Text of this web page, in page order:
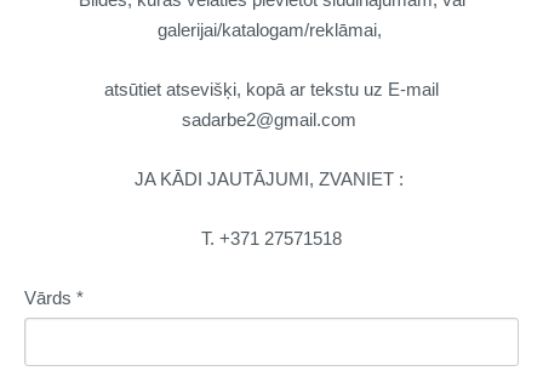
galerijai/katalogam/reklāmai,
atsūtiet atsevišķi, kopā ar tekstu uz E-mail
sadarbe2@gmail.com
JA KĀDI JAUTĀJUMI, ZVANIET :
T. +371 27571518
Vārds *